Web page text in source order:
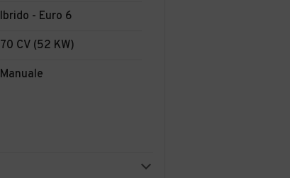
Ibrido - Euro 6
70 CV (52 KW)
Manuale